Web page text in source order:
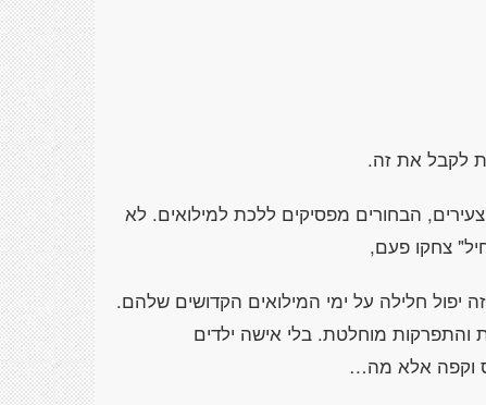
לקבל את זה.
צעירים, הבחורים מפסיקים ללכת למילואים. לא
צחקו פעם,
יפול חלילה על ימי המילואים הקדושים שלהם.
מוחלטת. בלי אישה ילדים
וקפה אלא מה…